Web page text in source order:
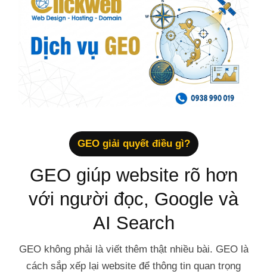
GEO giải quyết điều gì?
GEO giúp website rõ hơn
với người đọc, Google và
AI Search
GEO không phải là viết thêm thật nhiều bài. GEO là
cách sắp xếp lại website để thông tin quan trọng